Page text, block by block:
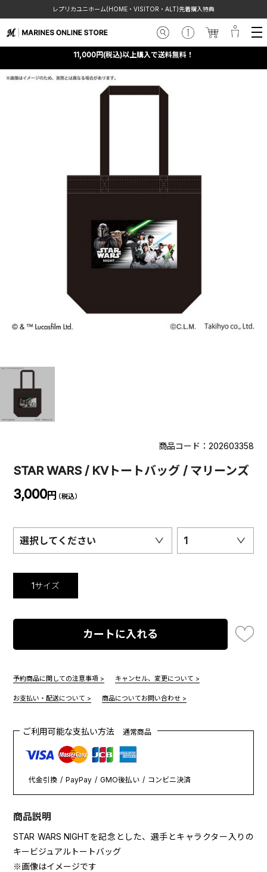
レプリカユニホーム(HOME・VISITOR・ALT)先着購入特典
11,000円(税込)以上購入で送料無料！
商品コード：202603358
STAR WARS / KVトートバッグ / マリーンズ
3,000円 （税込）
選択してください 1
1サイズ
カートに入れる
予約商品に関しての注意事項 > キャンセル、変更について >
お支払い・配送について > 商品についてお問い合わせ >
ご利用可能な支払い方法通常商品
代金引換 PayPay GMO後払い コンビニ決済
商品説明
STAR WARS NIGHTを記念とした、選手とキャラクター入りの
キービジュアルトートバッグ
※画像はイメージです